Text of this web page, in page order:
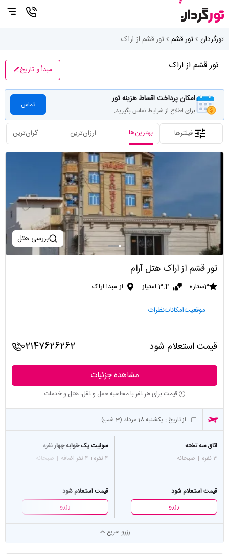
تورگردان تور قشم تور قشم از اراک
تور قشم از اراک مبدأ و تاریخ
امکان پرداخت اقساط هزینه تور
برای اطلاع از شرایط تماس بگیرید.
تماس
فیلترها بهترین‌ها ارزان‌ترین گران‌ترین
بررسی هتل
تور قشم از اراک هتل آرام
3ستاره 3.4 امتیاز از مبدا اراک
موقعیتامکاناتنظرات
قیمت استعلام شود 02147626262
مشاهده جزئیات
قیمت برای هر نفر با محاسبه حمل و نقل، هتل و خدمات
از تاریخ : یکشنبه 18 مرداد (3 شب)
اتاق سه تخته
3 نفره
| صبحانه
قیمت استعلام شود
رزرو
سوئیت یک خوابه چهار نفره
4 نفره
+ 4 نفر اضافه | صبحانه
قیمت استعلام شود
رزرو
رزرو سریع